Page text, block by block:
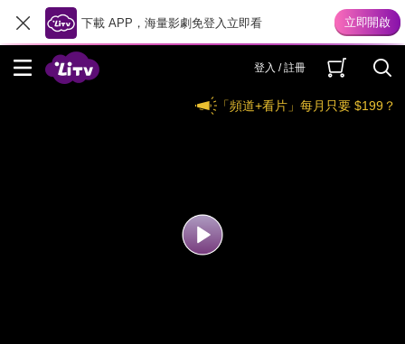
下載 APP，海量影劇免登入立即看
登入 / 註冊
「頻道+看片」每月只要 $199？